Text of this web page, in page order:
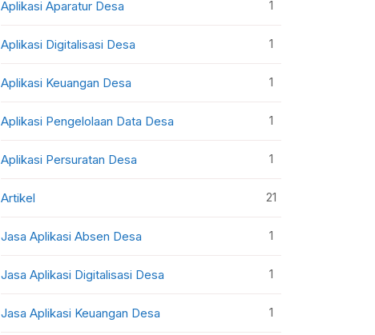
Aplikasi Aparatur Desa 1
Aplikasi Digitalisasi Desa 1
Aplikasi Keuangan Desa 1
Aplikasi Pengelolaan Data Desa 1
Aplikasi Persuratan Desa 1
Artikel 21
Jasa Aplikasi Absen Desa 1
Jasa Aplikasi Digitalisasi Desa 1
Jasa Aplikasi Keuangan Desa 1